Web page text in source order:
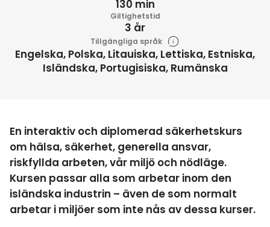
130 min
Giltighetstid
3 år
Tillgängliga språk
Engelska, Polska, Litauiska, Lettiska, Estniska,
Isländska, Portugisiska, Rumänska
En interaktiv och diplomerad säkerhetskurs
om hälsa, säkerhet, generella ansvar,
riskfyllda arbeten, vår miljö och nödläge.
Kursen passar alla som arbetar inom den
isländska industrin – även de som normalt
arbetar i miljöer som inte nås av dessa kurser.